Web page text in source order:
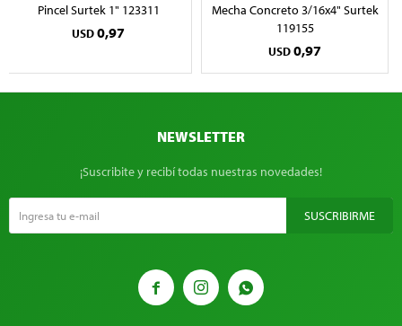
Pincel Surtek 1" 123311
USD0,97
Mecha Concreto 3/16x4" Surtek
119155
USD0,97
  
NEWSLETTER
¡Suscribite y recibí todas nuestras novedades!
SUSCRIBIRME